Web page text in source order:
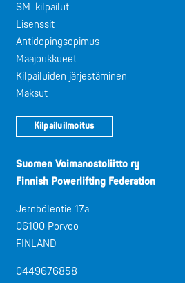
SM-kilpailut
Lisenssit
Antidopingsopimus
Maajoukkueet
Kilpailuiden järjestäminen
Maksut
Kilpailuilmoitus
Suomen Voimanostoliitto ry
Finnish Powerlifting Federation
Jernbölentie 17a
06100 Porvoo
FINLAND
0449676858